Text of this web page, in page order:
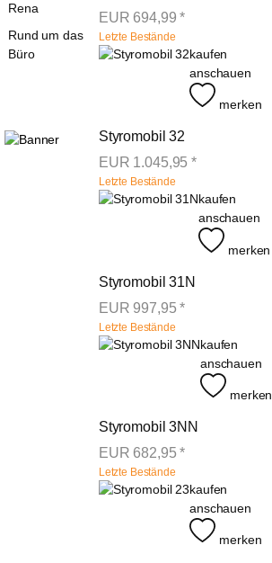
EUR 694,99 *
Letzte Bestände
kaufen
anschauen
merken
Styromobil 32
EUR 1.045,95 *
Letzte Bestände
kaufen
anschauen
merken
Styromobil 31N
EUR 997,95 *
Letzte Bestände
kaufen
anschauen
merken
Styromobil 3NN
EUR 682,95 *
Letzte Bestände
kaufen
anschauen
merken
Rena
Rund um das
Büro